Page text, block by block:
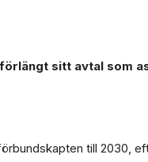
sitt avtal som
till 2030,